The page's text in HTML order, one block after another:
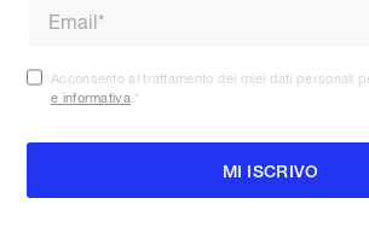
Acconsento al trattamento dei miei dati personali
e informativa *